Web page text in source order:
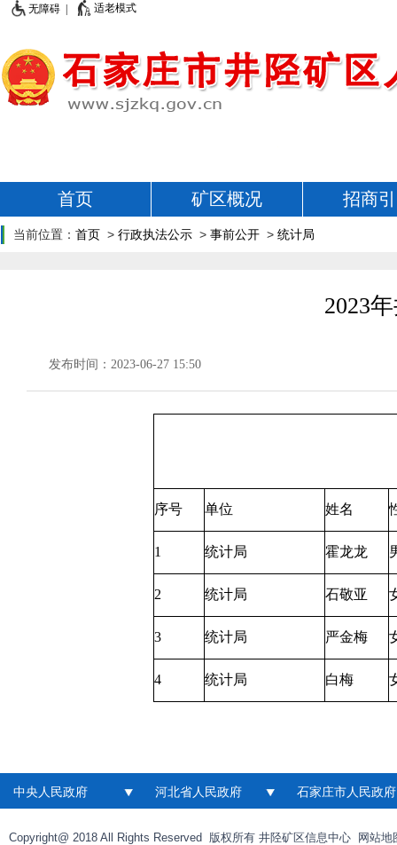
无障碍 | 适老模式
首页 矿区概况 招商
当前位置： 首页 > 行政执法公示 > 事前公开 > 统计局
2023
发布时间：2023-06-27 15:50
序号 单位 姓名
1 统计局 霍龙龙
2 统计局 石敬亚
3 统计局 严金梅
4 统计局 白梅